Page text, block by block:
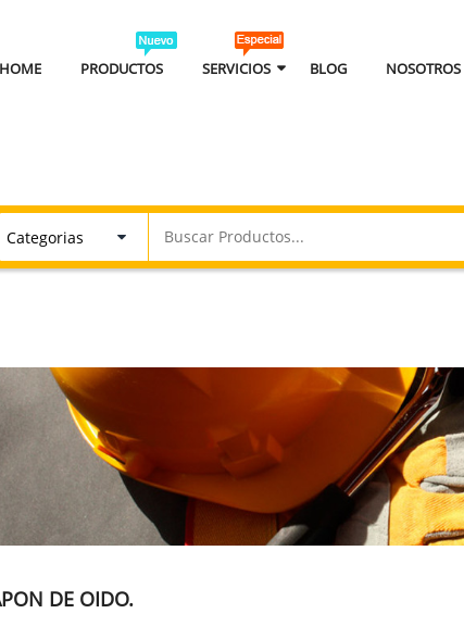
HOME PRODUCTOS SERVICIOS BLOG NOSOTROS
DE OIDO.